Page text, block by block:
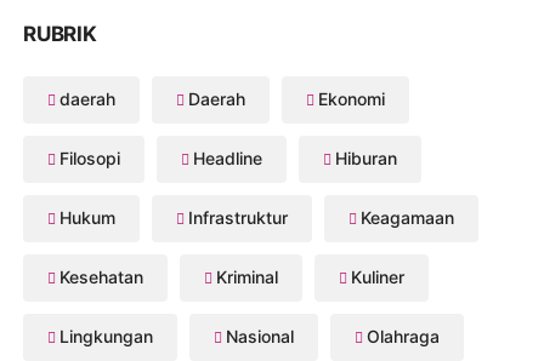
RUBRIK
daerah Daerah Ekonomi
Filosopi Headline Hiburan
Hukum Infrastruktur Keagamaan
Kesehatan Kriminal Kuliner
Lingkungan Nasional Olahraga